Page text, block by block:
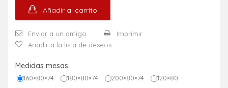
Añadir al carrito
Enviar a un amigo
Imprimir
Añadir a la lista de deseos
Medidas mesas
160×80×74 180×80×74 200×80×74 120×80